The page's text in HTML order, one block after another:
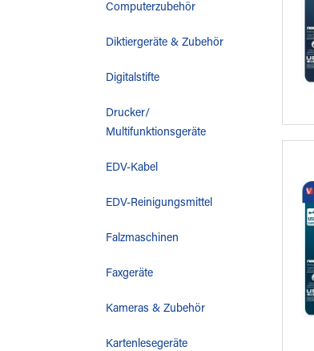
Computerzubehör
Diktiergeräte & Zubehör
Digitalstifte
Drucker/
Multifunktionsgeräte
EDV-Kabel
EDV-Reinigungsmittel
Falzmaschinen
Faxgeräte
Kameras & Zubehör
Kartenlesegeräte